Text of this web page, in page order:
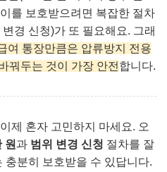
를 보호받으려면 복잡한 절차
경 신청)가 또 필요해요. 그래
여 통장만큼은 압류방지 전용
꿔두는 것이 가장 안전 합니다.
제 혼자 고민하지 마세요. 오
원 과 범위 변경 신청 절차를 잘
충분히 보호받을 수 있답니다.